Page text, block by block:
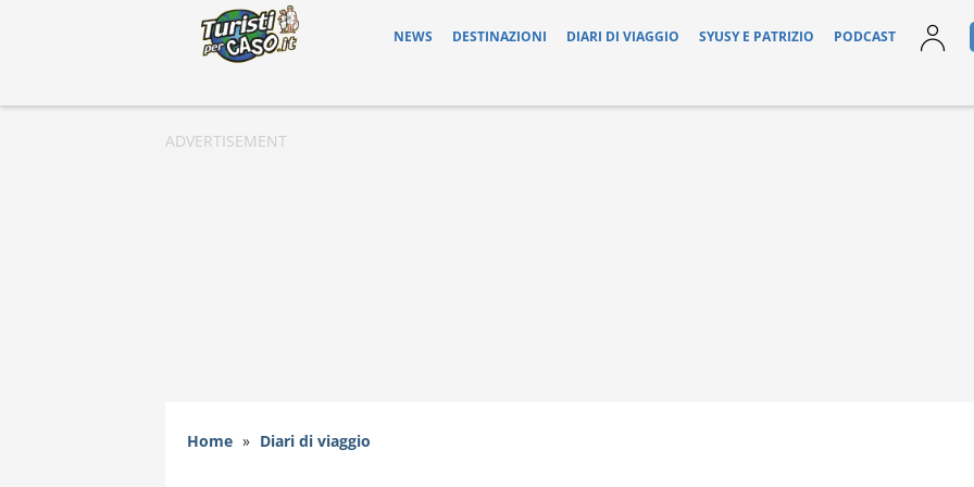
NEWS DESTINAZIONI DIARI DI VIAGGIO SYUSY E PATRIZIO PODCAST
Home » Diari di viaggio